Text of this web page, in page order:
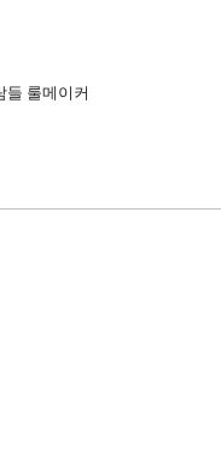
들 룰메이커